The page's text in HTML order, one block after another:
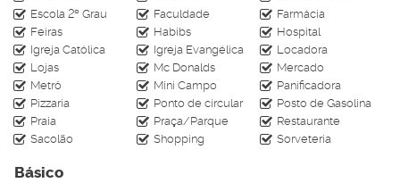
Escola 2º Grau
Faculdade
Farmácia
Feiras
Habibs
Hospital
Igreja Católica
Igreja Evangélica
Locadora
Lojas
Mc Donalds
Mercado
Metrô
Mini Campo
Panificadora
Pizzaria
Ponto de circular
Posto de Gasolina
Praia
Praça/Parque
Restaurante
Sacolão
Shopping Sorveteria
Básico